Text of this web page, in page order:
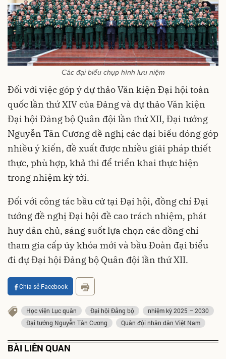
Các đại biểu chụp hình lưu niệm
Đối với việc góp ý dự thảo Văn kiện Đại hội toàn
quốc lần thứ XIV của Đảng và dự thảo Văn kiện
Đại hội Đảng bộ Quân đội lần thứ XII, Đại tướng
Nguyễn Tân Cương đề nghị các đại biểu đóng góp
nhiều ý kiến, đề xuất được nhiều giải pháp thiết
thực, phù hợp, khả thi để triển khai thực hiện
trong nhiệm kỳ tới.
Đối với công tác bầu cử tại Đại hội, đồng chí Đại
tướng đề nghị Đại hội đề cao trách nhiệm, phát
huy dân chủ, sáng suốt lựa chọn các đồng chí
tham gia cấp ủy khóa mới và bầu Đoàn đại biểu
đi dự Đại hội Đảng bộ Quân đội lần thứ XII.
Chia sẻ Facebook
Học viện Lục quân Đại hội Đảng bộ
nhiệm kỳ 2025 – 2030
Đại tướng Nguyễn Tân Cương
Quân đội nhân dân Việt Nam
BÀI LIÊN QUAN